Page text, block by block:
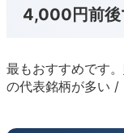
4,000円前後
最もおすすめです
の代表銘柄が多い /